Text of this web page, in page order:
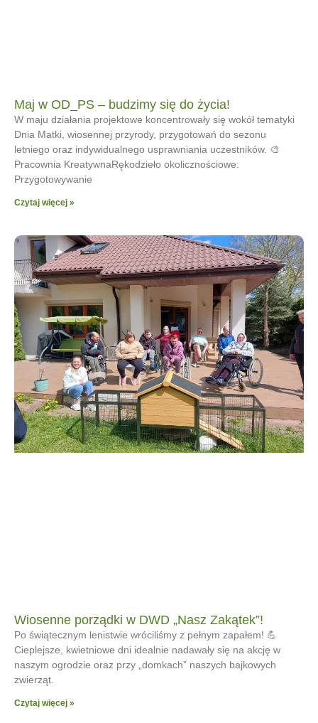
Maj w OD_PS – budzimy się do życia!
W maju działania projektowe koncentrowały się wokół tematyki
Dnia Matki, wiosennej przyrody, przygotowań do sezonu
letniego oraz indywidualnego usprawniania uczestników. 🎨
Pracownia KreatywnaRękodzieło okolicznościowe:
Przygotowywanie
Czytaj więcej »
Wiosenne porządki w DWD „Nasz Zakątek”!
Po świątecznym lenistwie wróciliśmy z pełnym zapałem! 💪
Cieplejsze, kwietniowe dni idealnie nadawały się na akcję w
naszym ogrodzie oraz przy „domkach” naszych bajkowych
zwierząt.
Czytaj więcej »